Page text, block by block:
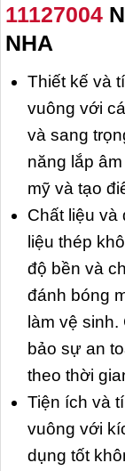
11127004
NHA
Thiết kế và
vuông với
và sang
năng lắp
mỹ và tạo
Chất liệu
liệu thép
độ bền và
đánh bóng
làm vệ sinh.
bảo sự an
theo thời
Tiện ích và
vuông với
dụng tốt